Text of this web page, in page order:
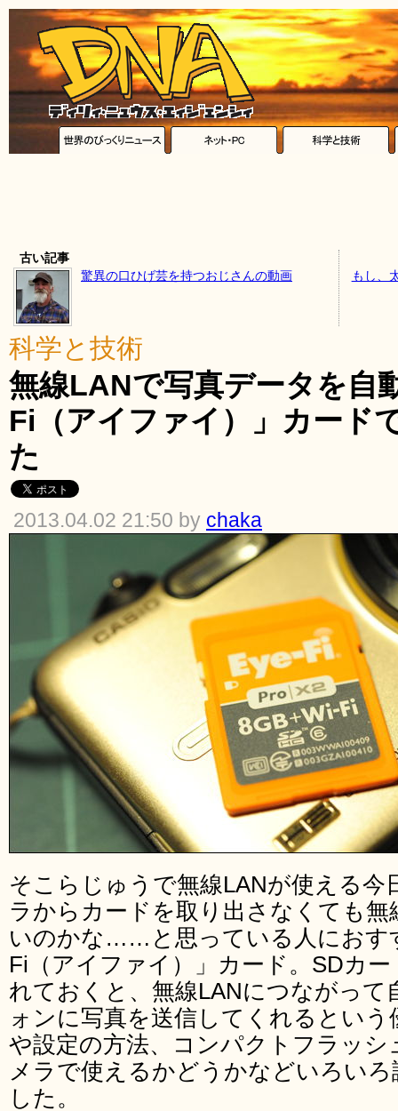
古い記事
驚異の口ひげ芸を持つおじさんの動画
もし、
科学と技術
無線LANで写真データを自
Fi（アイファイ）」カード
た
2013.04.02 21:50 by chaka
そこらじゅうで無線LANが使える今
ラからカードを取り出さなくても
いのかな……と思っている人におす
Fi（アイファイ）」カード。SDカ
れておくと、無線LANにつながって
ォンに写真を送信してくれるとい
や設定の方法、コンパクトフラッ
メラで使えるかどうかなどいろい
した。